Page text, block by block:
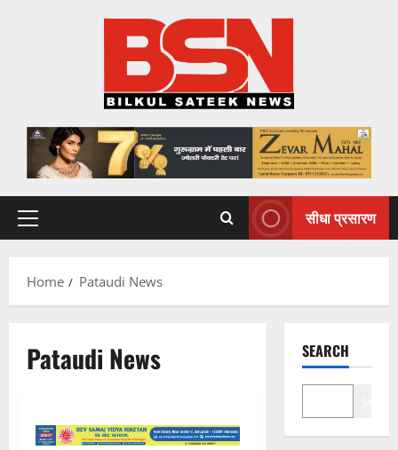
Primary
सीधा प्रसारण
Home Pataudi News
Pataudi News SEARCH